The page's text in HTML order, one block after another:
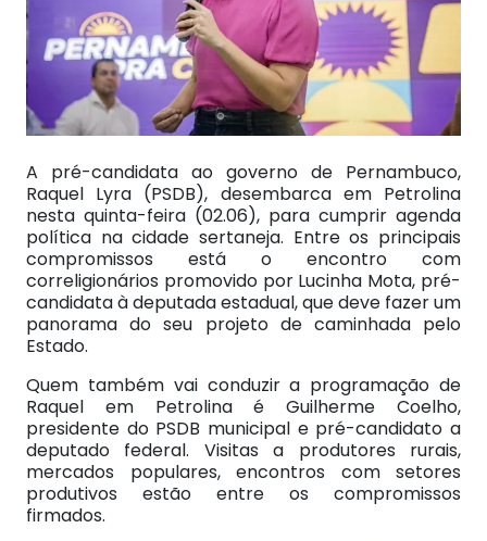
A pré-candidata ao governo de Pernambuco,
Raquel Lyra (PSDB), desembarca em Petrolina
nesta quinta-feira (02.06), para cumprir agenda
política na cidade sertaneja. Entre os principais
compromissos está o encontro com
correligionários promovido por Lucinha Mota, pré-
candidata à deputada estadual, que deve fazer um
panorama do seu projeto de caminhada pelo
Estado.
Quem também vai conduzir a programação de
Raquel em Petrolina é Guilherme Coelho,
presidente do PSDB municipal e pré-candidato a
deputado federal. Visitas a produtores rurais,
mercados populares, encontros com setores
produtivos estão entre os compromissos
firmados.